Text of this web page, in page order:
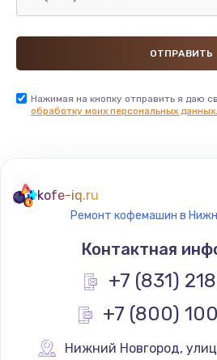
Нажимая на кнопку отправить я даю
обработку моих персональных данных.
kofe-iq.ru
Ремонт кофемашин в
Контактная
+7 (831)
+7 (800)
Нижний Новгород,